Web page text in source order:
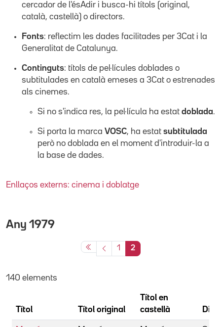
cercador de l'ésAdir i busca-hi títols (original,
català, castellà) o directors.
Fonts: reflectim les dades facilitades per 3Cat i la
Generalitat de Catalunya.
Continguts: títols de pel·lícules doblades o
subtitulades en català emeses a 3Cat o estrenades
als cinemes.
Si no s'indica res, la pel·lícula ha estat doblada.
Si porta la marca VOSC, ha estat subtitulada
però no doblada en el moment d'introduir-la a
la base de dades.
Enllaços externs: cinema i doblatge
Any 1979
1 2
140 elements
Títol Títol original
Títol en
castellà